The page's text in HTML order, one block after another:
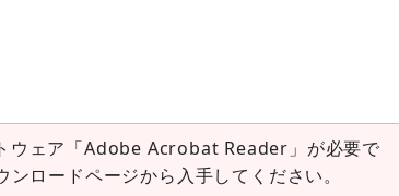
ウェア「Adobe Acrobat Reader」が必要で
ロードページから入手してください。